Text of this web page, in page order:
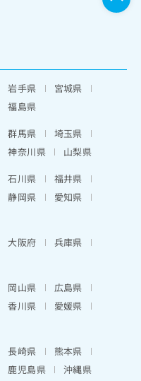
岩手県
宮城県
福島県
群馬県
埼玉県
神奈川県
山梨県
石川県
福井県
静岡県
愛知県
大阪府
兵庫県
岡山県
広島県
香川県
愛媛県
長崎県
熊本県
鹿児島県 沖縄県